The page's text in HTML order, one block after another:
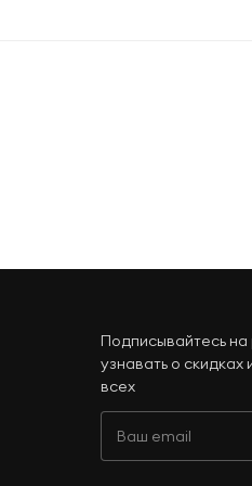
Подписывайтесь на
узнавать о скидках
всех